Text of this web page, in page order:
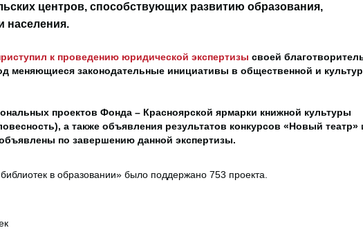
центров, способствующих развитию образования,
населения.
к проведению юридической экспертизы своей
меняющиеся законодательные инициативы в общественной и
проектов Фонда – Красноярской ярмарки книжной культуры
а также объявления результатов конкурсов «Новый театр»
по завершению данной экспертизы.
в образовании» было поддержано 753 проекта.